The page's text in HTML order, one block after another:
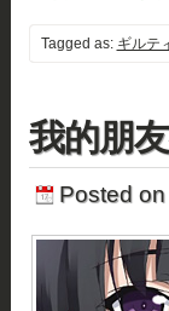
Tagged as: ギルテ
我的朋
Posted